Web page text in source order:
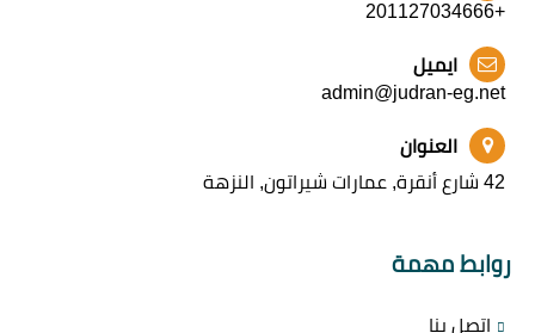
+201127034666
ايميل
admin@judran-eg.net
العنوان
42 شارع أنقرة, عمارات شيراتون, النزهة
روابط مهمة
اتصل بنا